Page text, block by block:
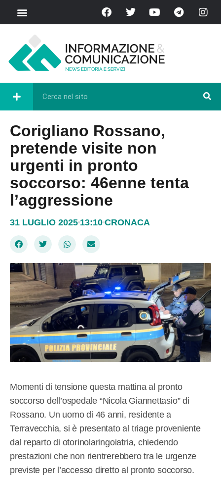
Corigliano Rossano,
pretende visite non
urgenti in pronto
soccorso: 46enne tenta
l’aggressione
31 LUGLIO 2025 13:10 CRONACA
Momenti di tensione questa mattina al pronto
soccorso dell’ospedale “Nicola Giannettasio” di
Rossano. Un uomo di 46 anni, residente a
Terravecchia, si è presentato al triage proveniente
dal reparto di otorinolaringoiatria, chiedendo
prestazioni che non rientrerebbero tra le urgenze
previste per l’accesso diretto al pronto soccorso.